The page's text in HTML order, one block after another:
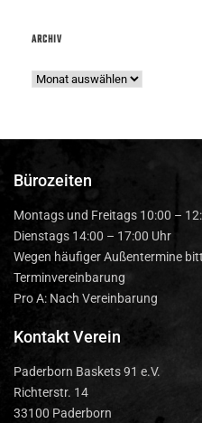
ARCHIV
Bürozeiten
Montags und Freitags 10:00 –
Dienstags 14:00 – 17:00 Uhr
Wegen häufiger Außentermine
Terminvereinbarung
Pro A: Nach Vereinbarung
Kontakt Verein
Paderborn Baskets 91 e.V.
Richterstr. 14
33100 Paderborn